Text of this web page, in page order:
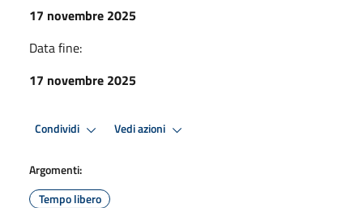
17 novembre 2025
Data fine:
17 novembre 2025
Condividi Vedi azioni
Argomenti:
Tempo libero